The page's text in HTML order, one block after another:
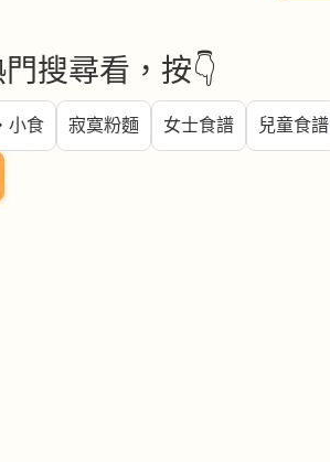
搜尋看，按👇
小食 寂寞粉麵 女士食譜 兒童食譜